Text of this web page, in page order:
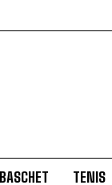
BASCHET TENIS